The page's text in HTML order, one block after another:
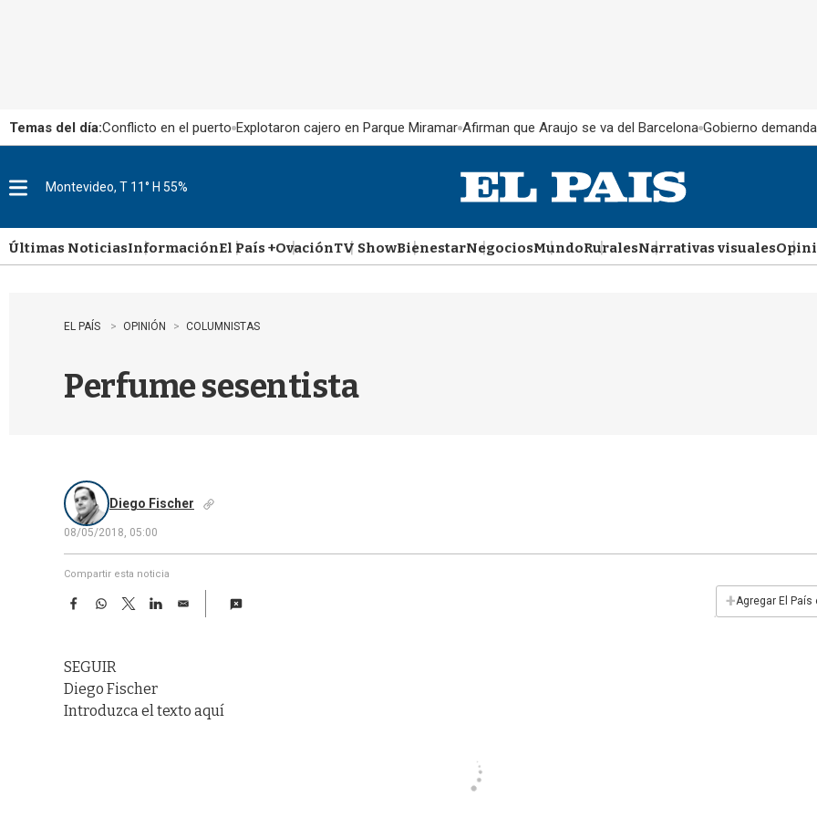
Temas del día:Conflicto en el puerto Explotaron cajero en Parque Miramar Afirman que Araujo se va del Barcelona Gobierno
u
Montevideo, T 11° H 55%
Últimas NoticiasInformaciónEl País +OvaciónTV ShowBienestarNegociosMundoRuralesNarrativas visuales
EL PAÍS OPINIÓN COLUMNISTAS
Perfume sesentista
Diego Fischer
08/05/2018, 05:00
Compartir esta noticia
F
b
o
o
W
s
A
p
T
w
e
r
L
I
E
+Agregar El País
SEGUIR
Diego Fischer
Introduzca el texto aquí